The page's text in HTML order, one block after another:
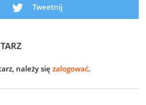
Tweetnij
należy się zalogować.